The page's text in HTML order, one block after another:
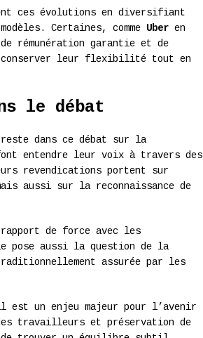
ces évolutions en diversifiant
Certaines, comme Uber en
rémunération garantie et de
conserver leur flexibilité tout en
le débat
dans ce débat sur la
entendre leur voix à travers des
revendications portent sur
aussi sur la reconnaissance de
de force avec les
pose aussi la question de la
assurée par les
est un enjeu majeur pour l’avenir
travailleurs et préservation de